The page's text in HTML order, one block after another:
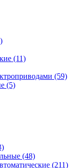
(11)
(59)
(5)
(48)
(211)